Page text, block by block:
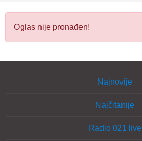
Oglas nije pronađen!
Najnovije
Najčitanije
Radio 021 live